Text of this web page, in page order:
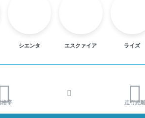
シエンタ エスクァイア ライズ
格帯 走行距